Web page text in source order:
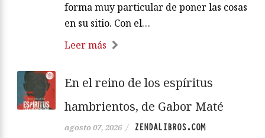
forma muy particular de poner las cosas
en su sitio. Con el…
Leer más
En el reino de los espíritus
hambrientos, de Gabor Maté
agosto 07, 2026 / ZENDALIBROS.COM